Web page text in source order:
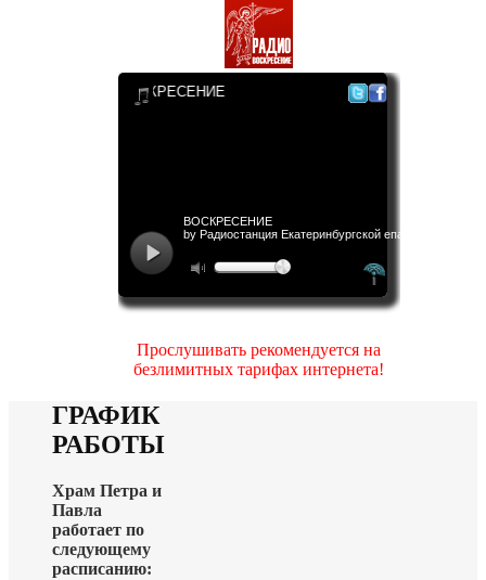
Прослушивать рекомендуется на
безлимитных тарифах интернета!
ГРАФИК
РАБОТЫ
Храм Петра и
Павла
работает по
следующему
расписанию: